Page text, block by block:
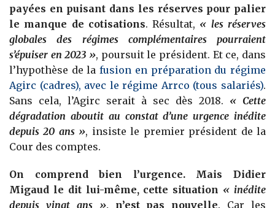
payées en puisant dans les réserves pour palier
le manque de cotisations. Résultat, « les réserves
globales des régimes complémentaires pourraient
s’épuiser en 2023 », poursuit le président. Et ce, dans
l’hypothèse de lafusion en préparation du régime
Agirc (cadres), avec le régime Arrco (tous salariés).
Sans cela, l’Agirc serait à sec dès 2018. « Cette
dégradation aboutit au constat d’une urgence inédite
depuis 20 ans », insiste le premier président de la
Cour des comptes.
On comprend bien l’urgence. Mais Didier
Migaud le dit lui-même, cette situation « inédite
depuis vingt ans », n’est pas nouvelle. Car les